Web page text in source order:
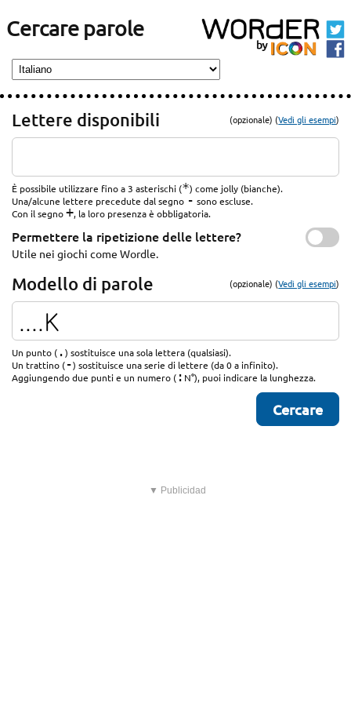
Cercare parole
Lettere disponibili (opzionale) (Vedi gli esempi)
È possibile utilizzare fino a 3 asterischi (*) come jolly (bianche).
Una/alcune lettere precedute dal segno - sono escluse.
Con il segno+, la loro presenza è obbligatoria.
Permettere la ripetizione delle lettere?
Utile nei giochi come Wordle.
Modello di parole (opzionale) (Vedi gli esempi)
Un punto (.) sostituisce una sola lettera (qualsiasi).
Un trattino (-) sostituisce una serie di lettere (da 0 a infinito).
Aggiungendo due punti e un numero (: N°), puoi indicare la lunghezza.
▼ Publicidad